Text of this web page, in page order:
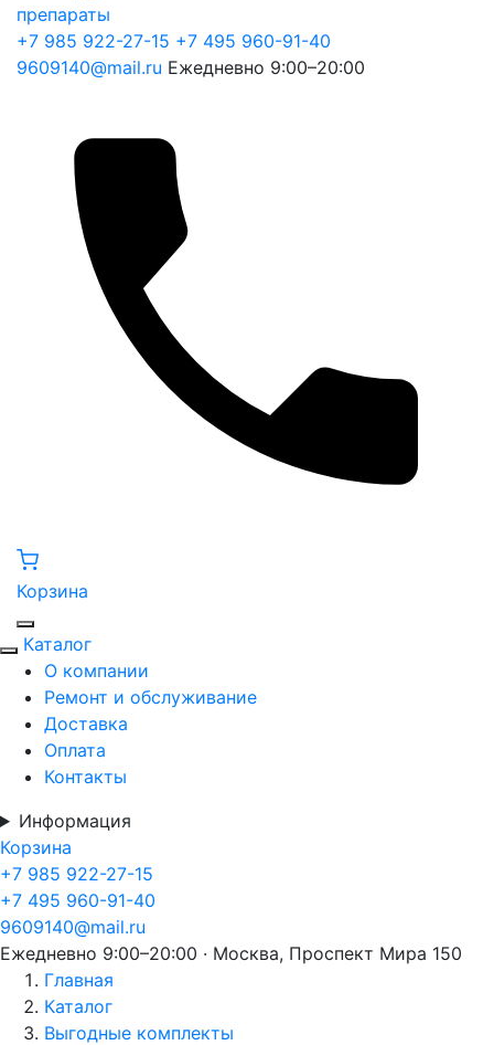
препараты
+7 985 922-27-15 +7 495 960-91-40
9609140@mail.ru Ежедневно 9:00–20:00
Корзина
Каталог
О компании
Ремонт и обслуживание
Доставка
Оплата
Контакты
Информация
Корзина
+7 985 922-27-15
+7 495 960-91-40
9609140@mail.ru
Ежедневно 9:00–20:00 · Москва, Проспект Мира 150
Главная
Каталог
Выгодные комплекты